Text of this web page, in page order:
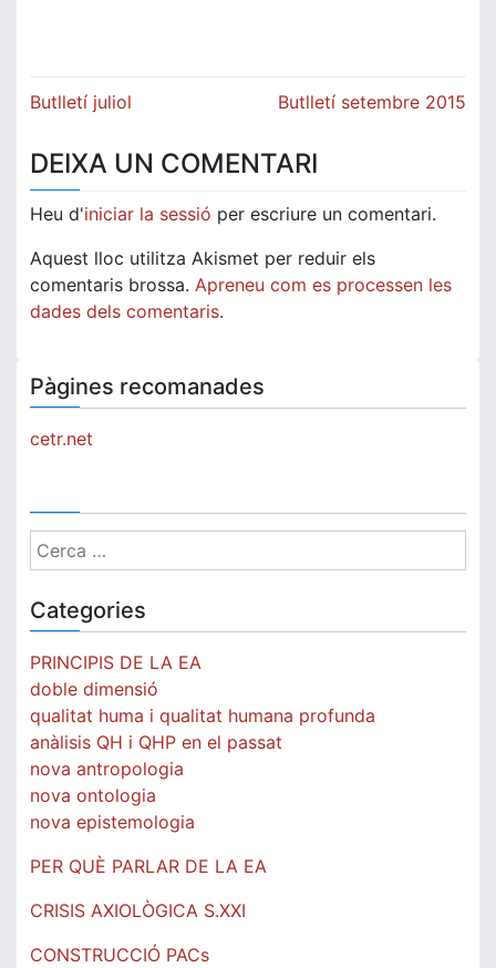
Navegació
Butlletí juliol Butlletí setembre 2015
DEIXA UN COMENTARI
Heu d'iniciar la sessió per escriure un comentari.
Aquest lloc utilitza Akismet per reduir els
comentaris brossa. Apreneu com es processen les
dades dels comentaris.
Pàgines recomanades
cetr.net
Cerca:
Categories
PRINCIPIS DE LA EA
doble dimensió
qualitat huma i qualitat humana profunda
anàlisis QH i QHP en el passat
nova antropologia
nova ontologia
nova epistemologia
PER QUÈ PARLAR DE LA EA
CRISIS AXIOLÒGICA S.XXI
CONSTRUCCIÓ PACs